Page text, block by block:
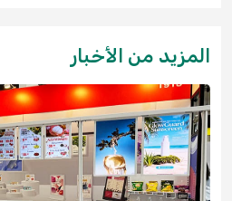
المزيد من الأخبار